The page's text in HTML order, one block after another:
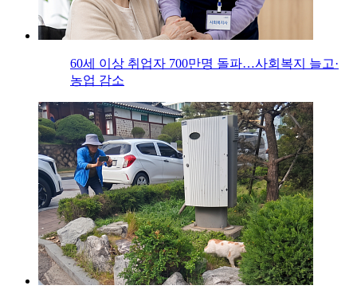
60세 이상 취업자 700만명 돌파…사회복지 늘고·
농업 감소